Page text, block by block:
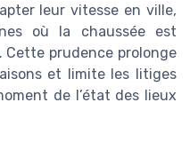
leur vitesse en ville,
où la chaussée est
Cette prudence prolonge
et limite les litiges
de l’état des lieux